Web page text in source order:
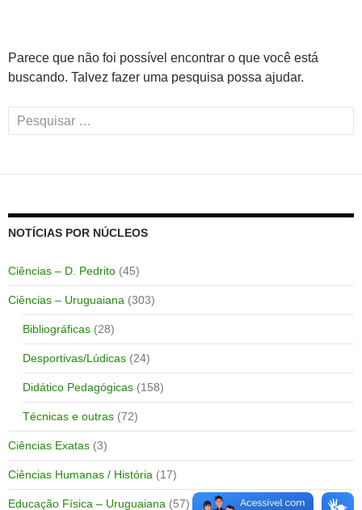
Parece que não foi possível encontrar o que você está
buscando. Talvez fazer uma pesquisa possa ajudar.
Pesquisar
por:
NOTÍCIAS POR NÚCLEOS
Ciências – D. Pedrito (45)
Ciências – Uruguaiana (303)
Bibliográficas (28)
Desportivas/Lúdicas (24)
Didático Pedagógicas (158)
Técnicas e outras (72)
Ciências Exatas (3)
Ciências Humanas / História (17)
Educação Física – Uruguaiana (57)